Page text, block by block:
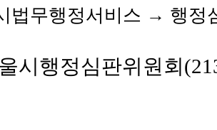
법무행정서비스 → 행
시행정심판위원회